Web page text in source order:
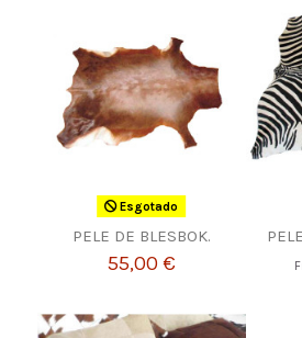
Esgotado
PELE DE BLESBOK.
55,00 €